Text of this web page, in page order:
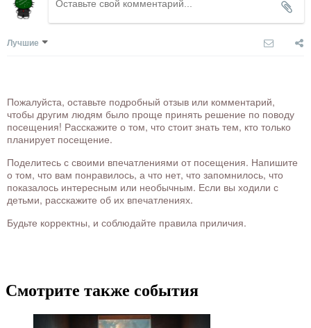
Лучшие
Пожалуйста, оставьте подробный отзыв или комментарий,
чтобы другим людям было проще принять решение по поводу
посещения! Расскажите о том, что стоит знать тем, кто только
планирует посещение.
Поделитесь с своими впечатлениями от посещения. Напишите
о том, что вам понравилось, а что нет, что запомнилось, что
показалось интересным или необычным. Если вы ходили с
детьми, расскажите об их впечатлениях.
Будьте корректны, и соблюдайте правила приличия.
Смотрите также события